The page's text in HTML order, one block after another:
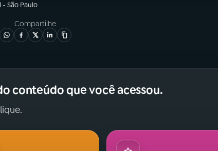
- São Paulo
Compartilhe
conteúdo que você acessou.